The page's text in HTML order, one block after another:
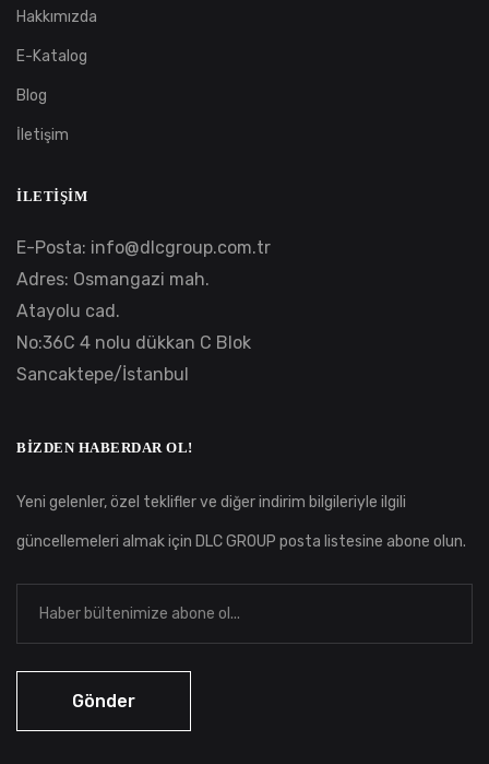
Hakkımızda
E-Katalog
Blog
İletişim
İLETIŞIM
E-Posta: info@dlcgroup.com.tr
Adres: Osmangazi mah.
Atayolu cad.
No:36C 4 nolu dükkan C Blok
Sancaktepe/İstanbul
BIZDEN HABERDAR OL!
Yeni gelenler, özel teklifler ve diğer indirim bilgileriyle ilgili
güncellemeleri almak için DLC GROUP posta listesine abone olun.